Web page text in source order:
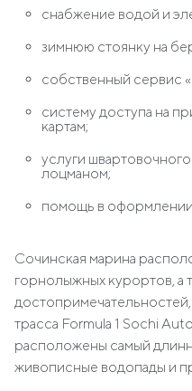
снабжение водой и
зимнюю стоянку на
собственный сервис
систему доступа на
картам;
услуги
лоцманом;
помощь в оформлении
Сочинская марина
горнолыжных курортов, а
трасса Formula 1 Sochi
расположены самый
живописные водопады и